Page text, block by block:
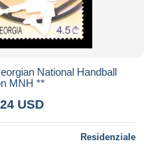
National Handball
MNH **
USD
Residenziale